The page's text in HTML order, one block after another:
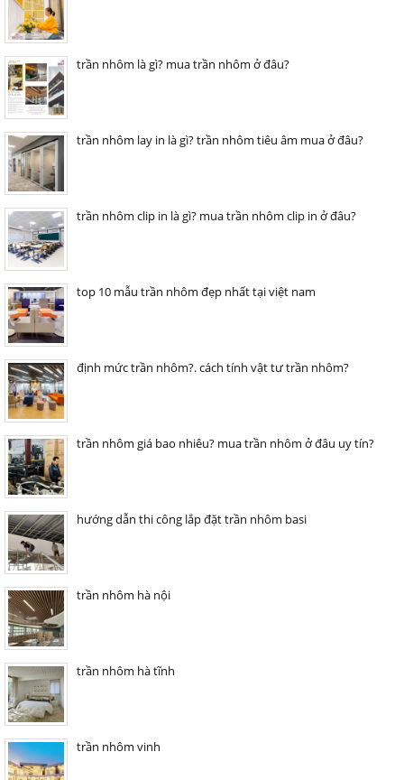
trần nhôm là gì? mua trần nhôm ở đâu?
trần nhôm lay in là gì? trần nhôm tiêu âm mua ở đâu?
trần nhôm clip in là gì? mua trần nhôm clip in ở đâu?
top 10 mẫu trần nhôm đẹp nhất tại việt nam
định mức trần nhôm?. cách tính vật tư trần nhôm?
trần nhôm giá bao nhiêu? mua trần nhôm ở đâu uy tín?
hướng dẫn thi công lắp đặt trần nhôm basi
trần nhôm hà nội
trần nhôm hà tĩnh
trần nhôm vinh